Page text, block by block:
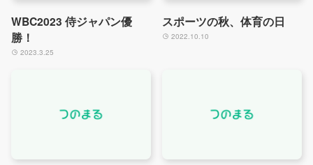
WBC2023 侍ジャパン優
勝！
2023.3.25
スポーツの秋、体育の日
2022.10.10